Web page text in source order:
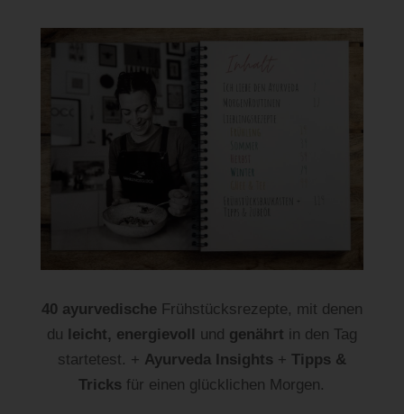
40 ayurvedischeFrühstücksrezepte, mit denen
du leicht, energievoll und genährt in den Tag
startetest. + Ayurveda Insights + Tipps &
Tricks für einen glücklichen Morgen.